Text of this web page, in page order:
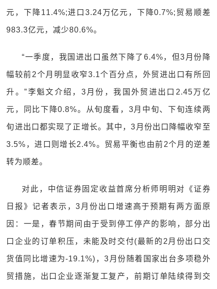
元，下降11.4%;进口3.24万亿元，下降0.7%;贸易顺差
983.3亿元，减少80.6%。
“一季度，我国进出口虽然下降了6.4%，但3月份降
幅较前2个月明显收窄3.1个百分点，外贸进出口有所回
升。”李魁文介绍，3月份，我国外贸进出口2.45万亿
元，同比下降0.8%。从旬度看，3月中旬、下旬连续两
旬进出口都实现了正增长。其中，3月份出口降幅收窄至
3.5%，进口则增长2.4%。贸易平衡也由前2个月的逆差
转为顺差。
对此，中信证券固定收益首席分析师明明对《证券
日报》记者表示，3月份出口增速高于预期有两方面原
因：一是，春节期间由于受到停工停产的影响，部分出
口企业的订单积压，未能及时交付(最新的2月份出口交
货值同比增速为-19.1%)，3月份随着国家出台多项稳外
贸措施，出口企业逐渐复工复产，前期订单陆续得到交